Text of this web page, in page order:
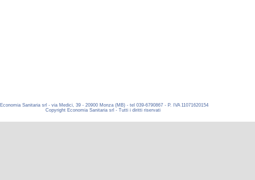
Economia Sanitaria srl - via Medici, 39 - 20900 Monza (MB) - tel 039-6790867 - P. IVA 11071620154
Copyright Economia Sanitaria srl - Tutti i diritti riservati